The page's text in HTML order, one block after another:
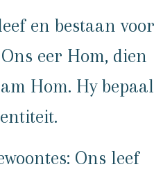
en bestaan voor
eer Hom, dien
Hom. Hy bepaal
Ons leef